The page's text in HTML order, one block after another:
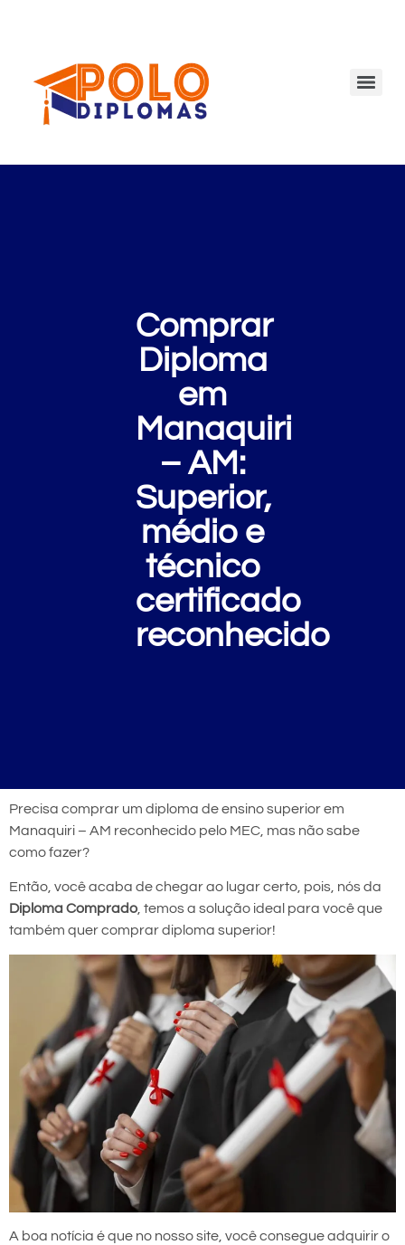
Comprar
Diploma
em
Manaquiri
– AM:
Superior,
médio e
técnico
certificado
reconhecido
Precisa comprar um diploma de ensino superior em
Manaquiri – AM reconhecido pelo MEC, mas não sabe
como fazer?
Então, você acaba de chegar ao lugar certo, pois, nós da
Diploma Comprado, temos a solução ideal para você que
também quer comprar diploma superior!
A boa notícia é que no nosso site, você consegue adquirir o